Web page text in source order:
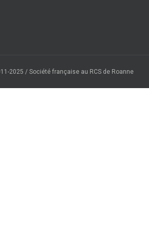
2025 / Société française au RCS de Roanne